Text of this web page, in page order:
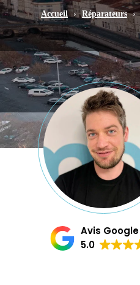
Accueil › Réparateurs ›
Avis Google
5.0